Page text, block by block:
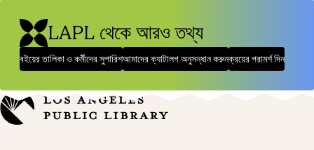
LAPL থেকে আরও তথ্য
বইয়ের তালিকা ও কর্মীদের সুপারিশআমাদের ক্যাটালগ অনুসন্ধান করুনক্রয়ের পরামর্শ দিন